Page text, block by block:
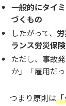
一般的にタイ
づくもの
したがって、
ランス労災保
ただし、事故
か」「雇用だ
つまり原則は